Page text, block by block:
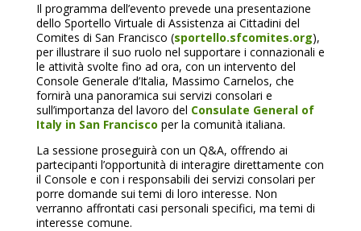
Il programma dell’evento prevede una presentazione
dello Sportello Virtuale di Assistenza ai Cittadini del
Comites di San Francisco (sportello.sfcomites.org),
per illustrare il suo ruolo nel supportare i connazionali e
le attività svolte fino ad ora, con un intervento del
Console Generale d’Italia, Massimo Carnelos, che
fornirà una panoramica sui servizi consolari e
sull’importanza del lavoro del Consulate General of
Italy in San Francisco per la comunità italiana.
La sessione proseguirà con un Q&A, offrendo ai
partecipanti l’opportunità di interagire direttamente con
il Console e con i responsabili dei servizi consolari per
porre domande sui temi di loro interesse. Non
verranno affrontati casi personali specifici, ma temi di
interesse comune.